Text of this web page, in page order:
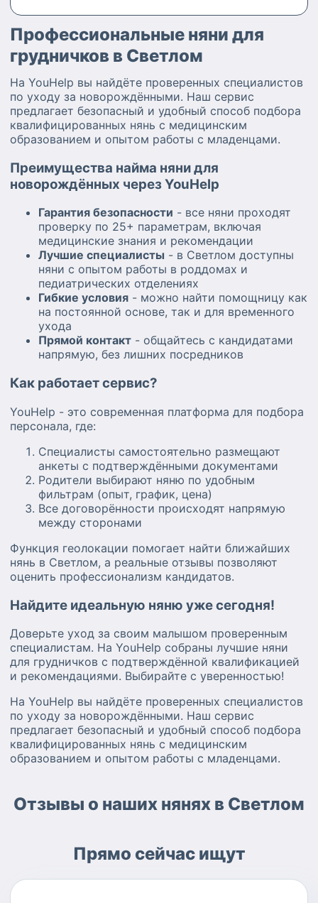
Профессиональные няни для
грудничков в Светлом
На YouHelp вы найдёте проверенных специалистов
по уходу за новорождёнными. Наш сервис
предлагает безопасный и удобный способ подбора
квалифицированных нянь с медицинским
образованием и опытом работы с младенцами.
Преимущества найма няни для
новорождённых через YouHelp
Гарантия безопасности - все няни проходят
проверку по 25+ параметрам, включая
медицинские знания и рекомендации
Лучшие специалисты - в Светлом доступны
няни с опытом работы в роддомах и
педиатрических отделениях
Гибкие условия - можно найти помощницу как
на постоянной основе, так и для временного
ухода
Прямой контакт - общайтесь с кандидатами
напрямую, без лишних посредников
Как работает сервис?
YouHelp - это современная платформа для подбора
персонала, где:
Специалисты самостоятельно размещают
анкеты с подтверждёнными документами
Родители выбирают няню по удобным
фильтрам (опыт, график, цена)
Все договорённости происходят напрямую
между сторонами
Функция геолокации помогает найти ближайших
нянь в Светлом, а реальные отзывы позволяют
оценить профессионализм кандидатов.
Найдите идеальную няню уже сегодня!
Доверьте уход за своим малышом проверенным
специалистам. На YouHelp собраны лучшие няни
для грудничков с подтверждённой квалификацией
и рекомендациями. Выбирайте с уверенностью!
На YouHelp вы найдёте проверенных специалистов
по уходу за новорождёнными. Наш сервис
предлагает безопасный и удобный способ подбора
квалифицированных нянь с медицинским
образованием и опытом работы с младенцами.
Отзывы о наших нянях в Светлом
Прямо сейчас ищут